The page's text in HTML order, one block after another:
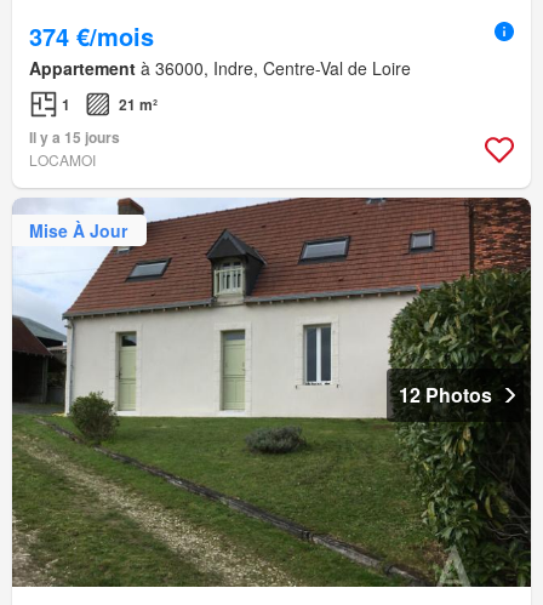
374 €/mois
Appartement à 36000, Indre, Centre-Val de Loire
1
21 m²
Il y a 15 jours
LOCAMOI
Mise À Jour
12 Photos